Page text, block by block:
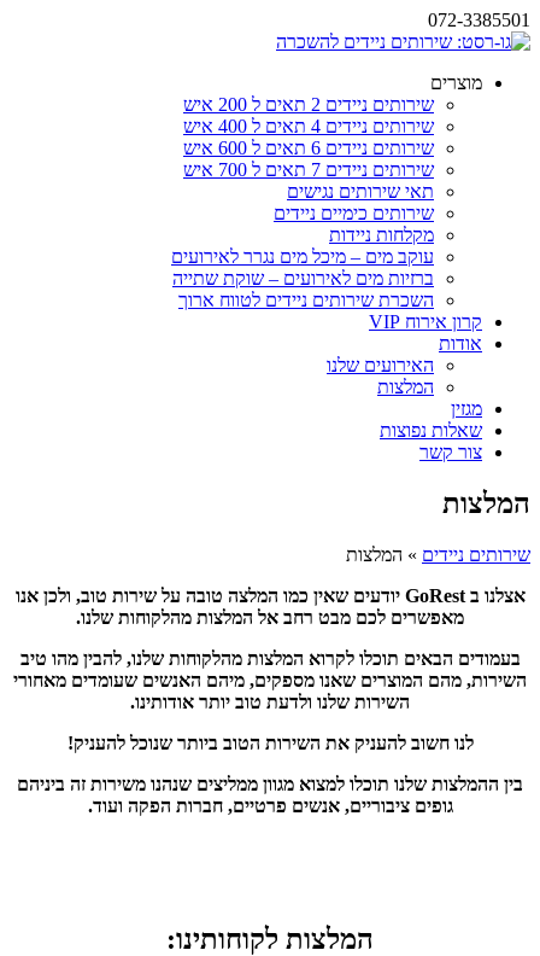
072-3385501
מוצרים
שירותים ניידים 2 תאים ל 200 איש
שירותים ניידים 4 תאים ל 400 איש
שירותים ניידים 6 תאים ל 600 איש
שירותים ניידים 7 תאים ל 700 איש
תאי שירותים נגישים
שירותים כימיים ניידים
מקלחות ניידות
עוקב מים – מיכל מים נגרר לאירועים
ברזיות מים לאירועים – שוקת שתייה
השכרת שירותים ניידים לטווח ארוך
קרון אירוח VIP
אודות
האירועים שלנו
המלצות
מגזין
שאלות נפוצות
צור קשר
המלצות
שירותים ניידים » המלצות
אצלנו ב GoRest יודעים שאין כמו המלצה טובה על שירות טוב, ולכן אנו
מאפשרים לכם מבט רחב אל המלצות מהלקוחות שלנו.
בעמודים הבאים תוכלו לקרוא המלצות מהלקוחות שלנו, להבין מהו טיב
השירות, מהם המוצרים שאנו מספקים, מיהם האנשים שעומדים מאחורי
השירות שלנו ולדעת טוב יותר אודותינו.
לנו חשוב להעניק את השירות הטוב ביותר שנוכל להעניק!
בין ההמלצות שלנו תוכלו למצוא מגוון ממליצים שנהנו משירות זה ביניהם
גופים ציבוריים, אנשים פרטיים, חברות הפקה ועוד.
המלצות לקוחותינו: